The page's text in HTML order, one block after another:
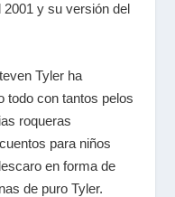
2001 y su versión del
Tyler ha
todo con tantos pelos
roqueras
para niños
en forma de
de puro Tyler.